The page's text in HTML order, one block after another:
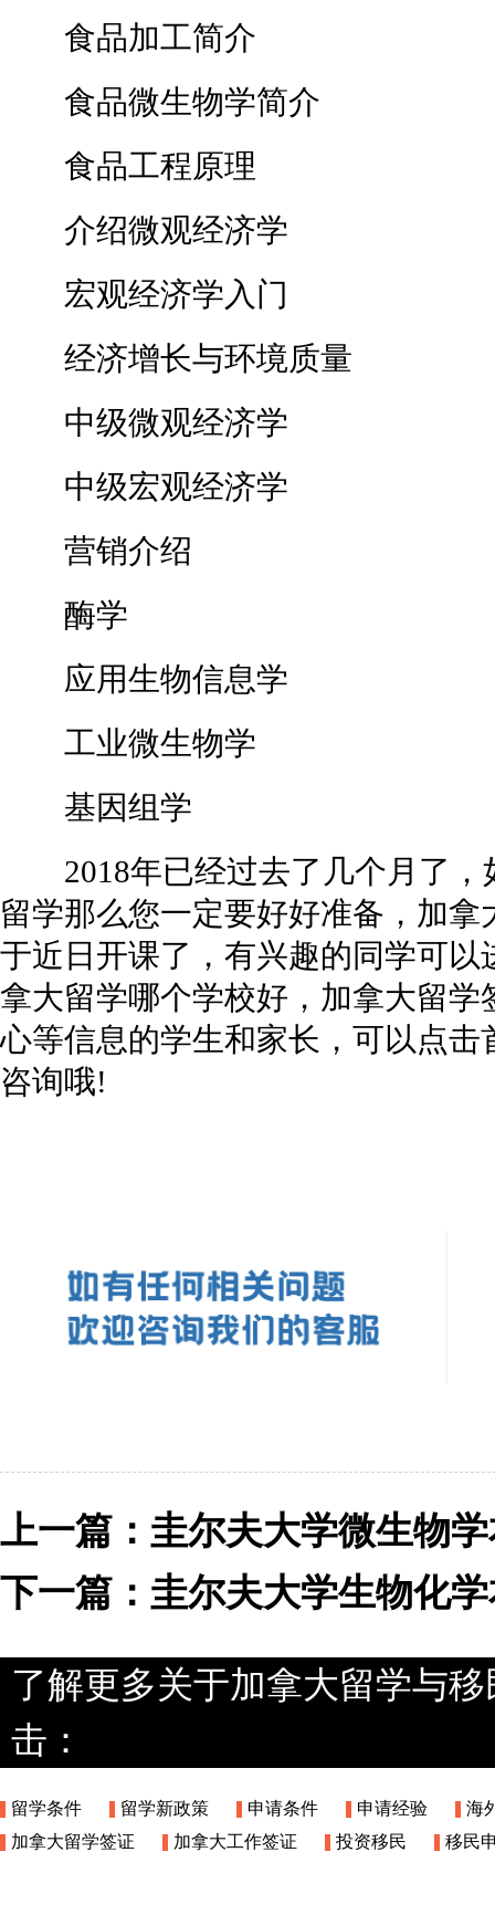
食品加工简介
食品微生物学简介
食品工程原理
介绍微观经济学
宏观经济学入门
经济增长与环境质量
中级微观经济学
中级宏观经济学
营销介绍
酶学
应用生物信息学
工业微生物学
基因组学
2018年已经过去了几个月了，
留学那么您一定要好好准备，加
于近日开课了，有兴趣的同学可
拿大留学哪个学校好， 加拿大留学
心等信息的学生和家长，可以点
咨询哦!
上一篇： 圭尔夫大学微生物
下一篇： 圭尔夫大学生物化
了解更多关于加拿大留学与
击：
留学条件 留学新政策 申请条件 申请经验
海
加拿大留学签证
加拿大工作签证 投资移民 移民